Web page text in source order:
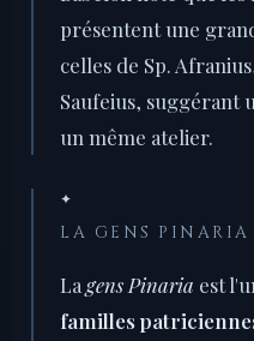
présentent une
celles de Sp.
Saufeius, suggérant
un même atelier.
✦
LA GENS PINARIA
La gens Pinaria est
familles